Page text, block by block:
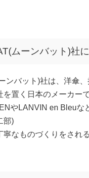
ムーンバット)社
ンバット)社は、洋傘
を置く日本のメーカーで
やLANVIN en Bleuな
部)
寧なものづくりをされ